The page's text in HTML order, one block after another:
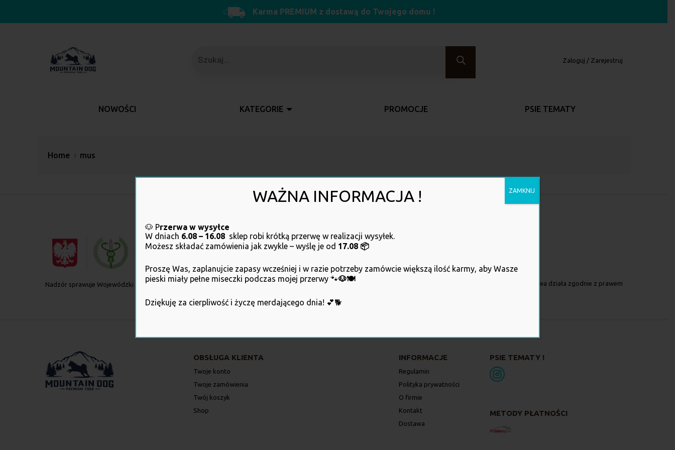
Karma PREMIUM z dostawą do Twojego domu !
produktów
Zaloguj / Zarejestruj
NOWOŚCI KATEGORIE PROMOCJE PSIE TEMATY
Home mus
Nadzór sprawuje Wojewódzki Inspektorat Weterynarii z siedzibą w Krośnie. Kliknij, żeby sprawdzić, czy ta strona internetowa działa zgodnie z prawem
OBSŁUGA KLIENTA
Twoje konto
Twoje zamówienia
Twój koszyk
Shop
INFORMACJE
Regulamin
Polityka prywatności
O firmie
Kontakt
Dostawa
PSIE TEMATY !
METODY PŁATNOŚCI
WAŻNA INFORMACJA !
🐶 Przerwa w wysyłce
W dniach 6.08 – 16.08sklep robi krótką przerwę w realizacji wysyłek.
Możesz składać zamówienia jak zwykle – wyślę je od 17.08 📦
Proszę Was, zaplanujcie zapasy wcześniej i w razie potrzeby zamówcie większą ilość karmy, aby Wasze
pieski miały pełne miseczki podczas mojej przerwy 🐾🐶🍽️
Dziękuję za cierpliwość i życzę merdającego dnia! 💕🐕
ZAMKNIJ